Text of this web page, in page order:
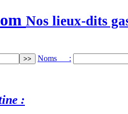
Nos lieux-dits
Noms :
: